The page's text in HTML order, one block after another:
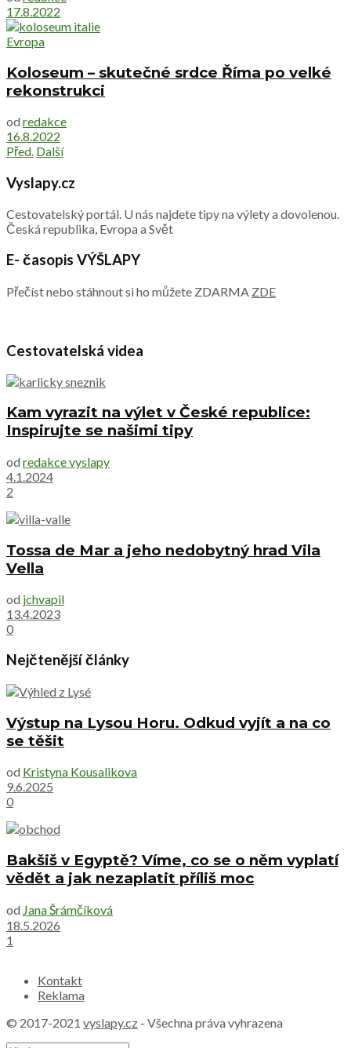
17.8.2022
Evropa
Koloseum – skutečné srdce Říma po velké
rekonstrukci
od redakce
16.8.2022
Před. Další
Vyslapy.cz
Cestovatelský portál. U nás najdete tipy na výlety a dovolenou.
Česká republika, Evropa a Svět
E- časopis VÝŠLAPY
Přečíst nebo stáhnout si ho můžete ZDARMA ZDE
Cestovatelská videa
Kam vyrazit na výlet v České republice:
Inspirujte se našimi tipy
od redakce vyslapy
4.1.2024
2
Tossa de Mar a jeho nedobytný hrad Vila
Vella
od jchvapil
13.4.2023
0
Nejčtenější články
Výstup na Lysou Horu. Odkud vyjít a na co
se těšit
od Kristyna Kousalikova
9.6.2025
0
Bakšiš v Egyptě? Víme, co se o něm vyplatí
vědět a jak nezaplatit příliš moc
od Jana Šrámčíková
18.5.2026
1
Kontakt
Reklama
© 2017-2021 vyslapy.cz - Všechna práva vyhrazena